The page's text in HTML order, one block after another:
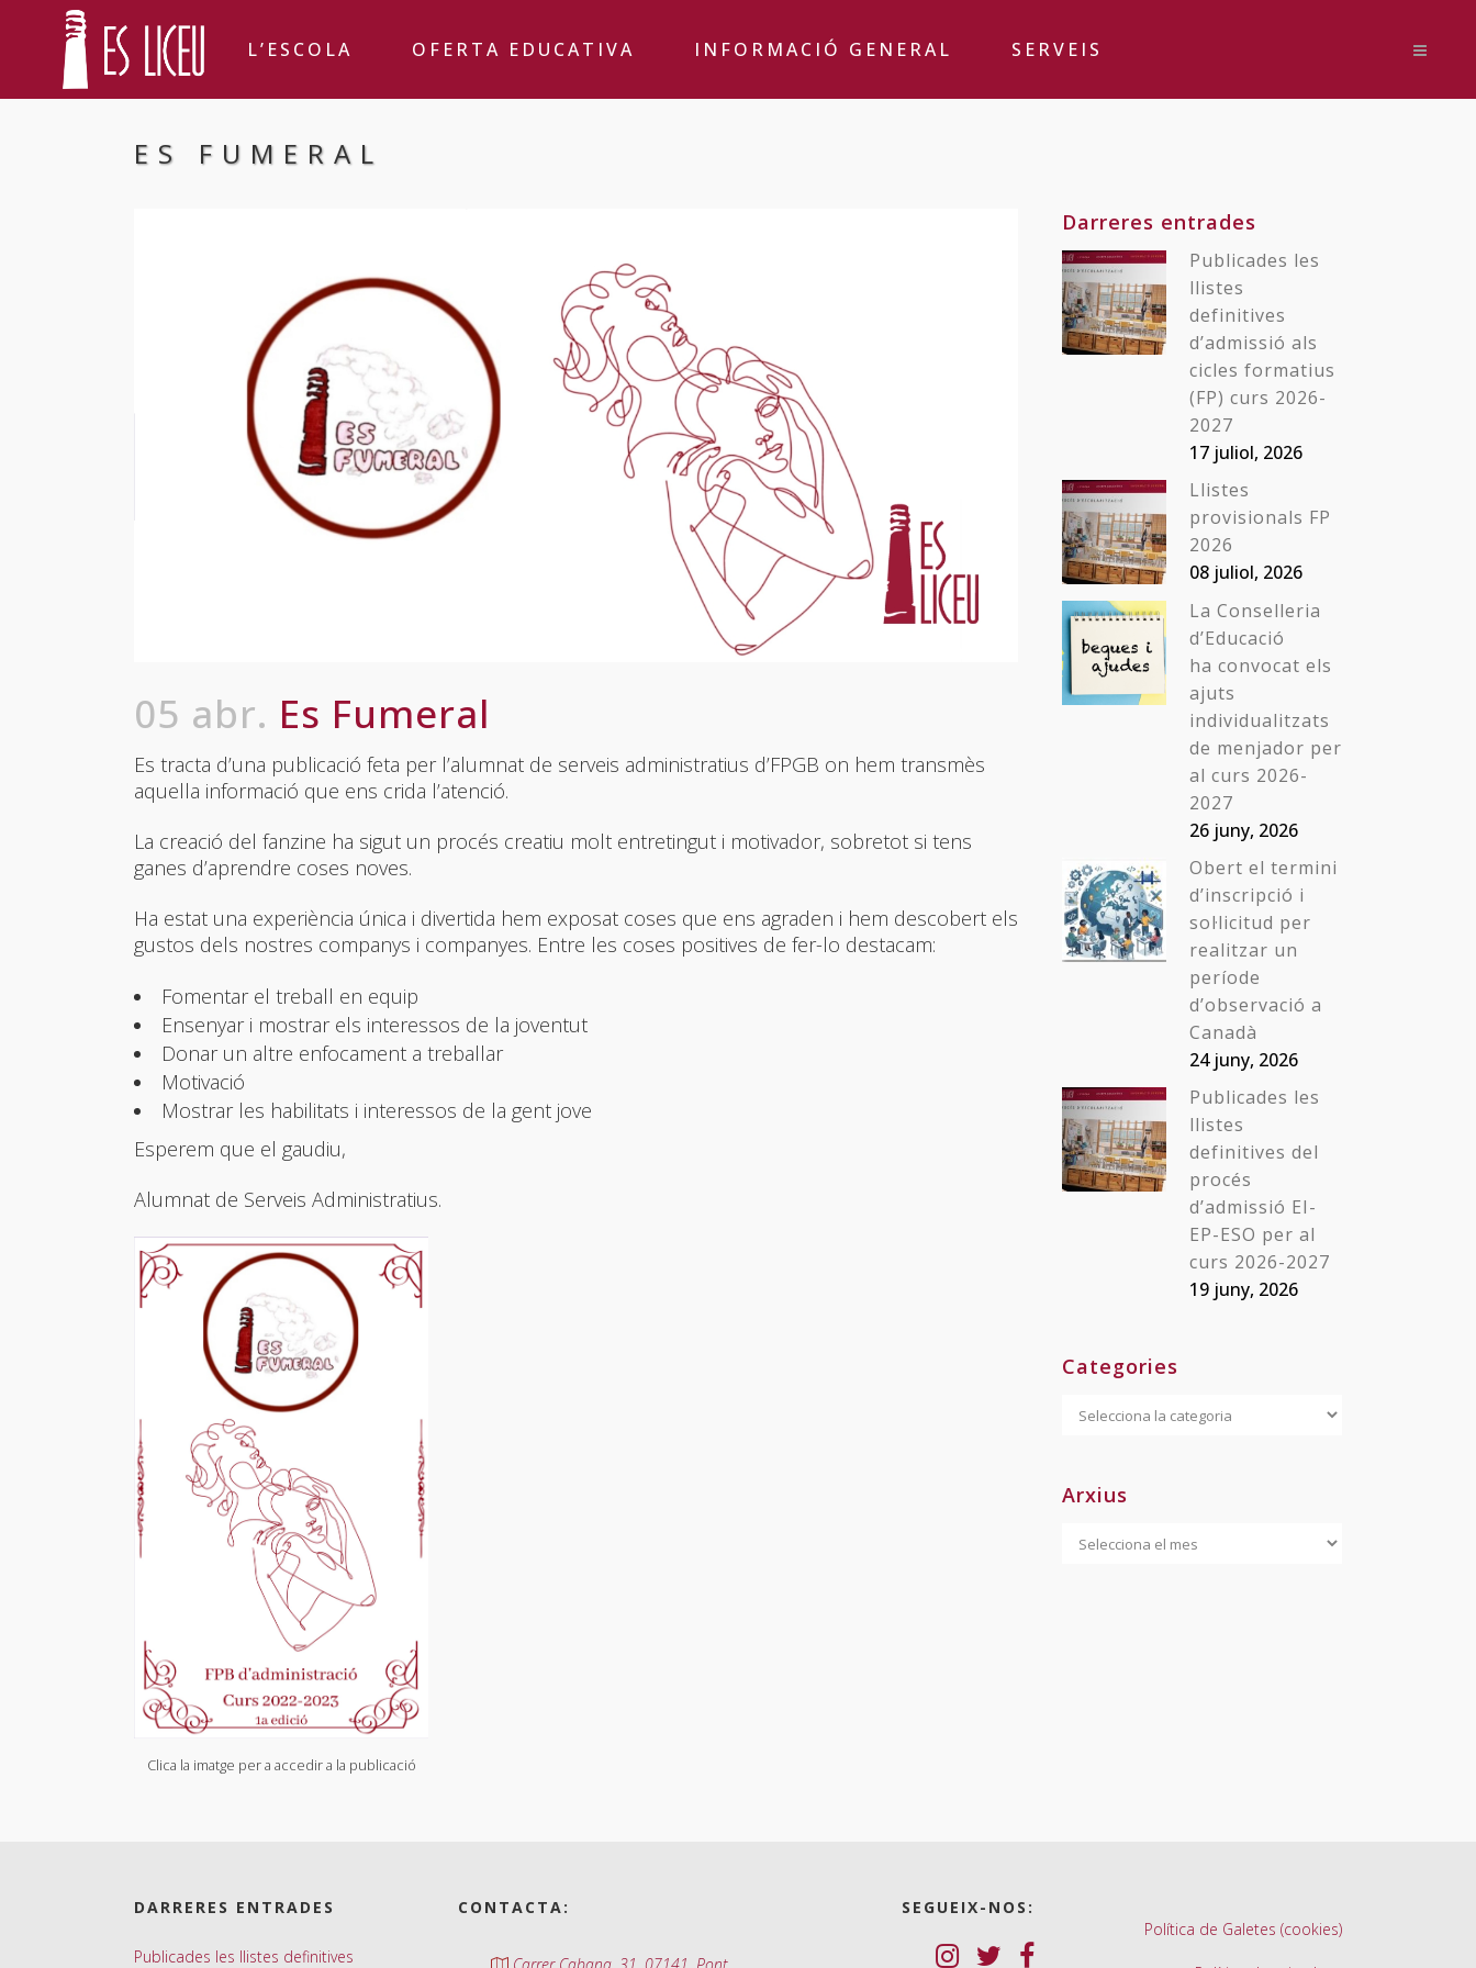
L’ESCOLA OFERTA EDUCATIVA INFORMACIÓ GENERAL SERVEIS
ES FUMERAL
05 abr. Es Fumeral
Es tracta d’una publicació feta per l’alumnat de serveis administratius d’FPGB on hem transmès
aquella informació que ens crida l’atenció.
La creació del fanzine ha sigut un procés creatiu molt entretingut i motivador, sobretot si tens
ganes d’aprendre coses noves.
Ha estat una experiència única i divertida hem exposat coses que ens agraden i hem descobert els
gustos dels nostres companys i companyes. Entre les coses positives de fer-lo destacam:
Fomentar el treball en equip
Ensenyar i mostrar els interessos de la joventut
Donar un altre enfocament a treballar
Motivació
Mostrar les habilitats i interessos de la gent jove
Esperem que el gaudiu,
Alumnat de Serveis Administratius.
Clica la imatge per a accedir a la publicació
Darreres entrades
Publicades les
llistes
definitives
d’admissió als
cicles formatius
(FP) curs 2026-
2027
17 juliol, 2026
Llistes
provisionals FP
2026
08 juliol, 2026
La Conselleria
d’Educació
ha convocat els
ajuts
individualitzats
de menjador per
al curs 2026-
2027
26 juny, 2026
Obert el termini
d’inscripció i
sol·licitud per
realitzar un
període
d’observació a
Canadà
24 juny, 2026
Publicades les
llistes
definitives del
procés
d’admissió EI-
EP-ESO per al
curs 2026-2027
19 juny, 2026
Categories
Categories
Arxius
Arxius
DARRERES ENTRADES
Publicades les llistes definitives
CONTACTA:
SEGUEIX-NOS:
Política de Galetes (cookies)